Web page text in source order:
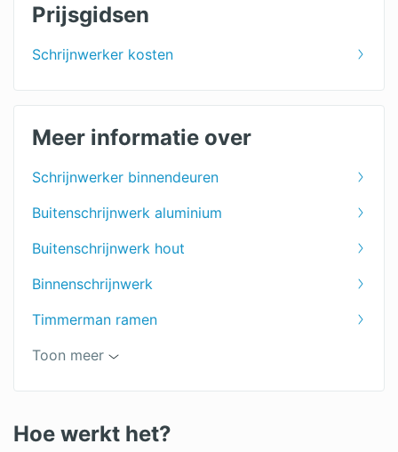
Prijsgidsen
Schrijnwerker kosten
Meer informatie over
Schrijnwerker binnendeuren
Buitenschrijnwerk aluminium
Buitenschrijnwerk hout
Binnenschrijnwerk
Timmerman ramen
Timmerman
Schrijnwerker keuken
Schrijnwerker offerte
Toon meer
Hoe werkt het?